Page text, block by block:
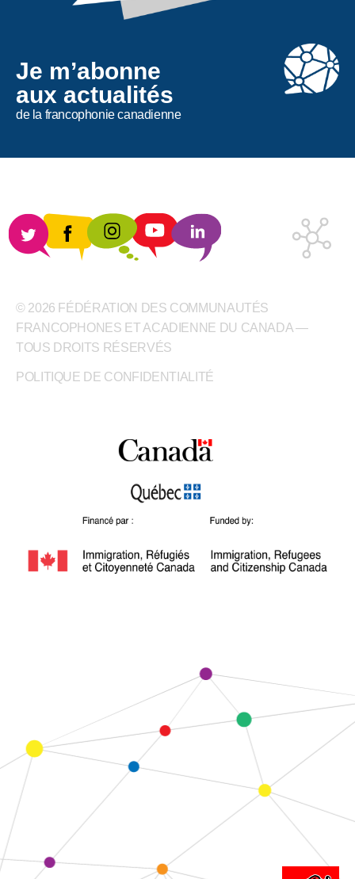
Je m’abonne
aux actualités
de la francophonie canadienne
© 2026 FÉDÉRATION DES COMMUNAUTÉS
FRANCOPHONES ET ACADIENNE DU CANADA —
TOUS DROITS RÉSERVÉS
POLITIQUE DE CONFIDENTIALITÉ